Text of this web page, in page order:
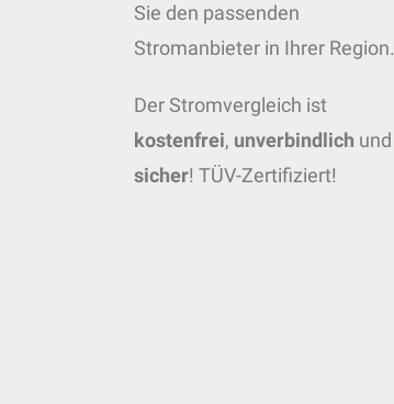
Sie den passenden
Stromanbieter in Ihrer Region.
Der Stromvergleich ist
kostenfrei, unverbindlich und
sicher! TÜV-Zertifiziert!